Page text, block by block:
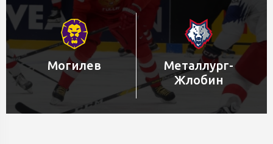
Могилев
Металлург-
Жлобин